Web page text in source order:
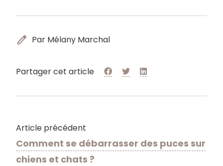
edit Par Mélany Marchal
Partager cet article
Article précédent
Comment se débarrasser des puces sur
chiens et chats ?